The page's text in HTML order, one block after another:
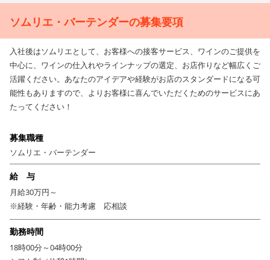
ムリエとしての実践的な仕事を見て学ぶことができます。ワイン・カクテ
す！また、お酒に詳しいお客様も多数来店されるので、コミュニケーショ
ンを図れば図るほど、幅広い知識が得られるのは間違いありません。
あなたのアイデアや経験がお店のスタンダードになる可能性もありますの
で、よりお客様に喜んでいただくためのサービスにあたってください！
ソムリエ・バーテンダーの募集要項
入社後はソムリエとして、お客様への接客サービス、ワインのご提供を
中心に、ワインの仕入れやラインナップの選定、お店作りなど幅広くご
活躍ください。あなたのアイデアや経験がお店のスタンダードになる可
能性もありますので、よりお客様に喜んでいただくためのサービスにあ
たってください！
募集職種
ソムリエ・バーテンダー
給 与
月給30万円～
※経験・年齢・能力考慮 応相談
勤務時間
18時00分～04時00分